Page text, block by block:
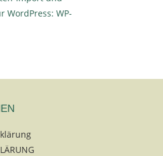
WordPress: WP-